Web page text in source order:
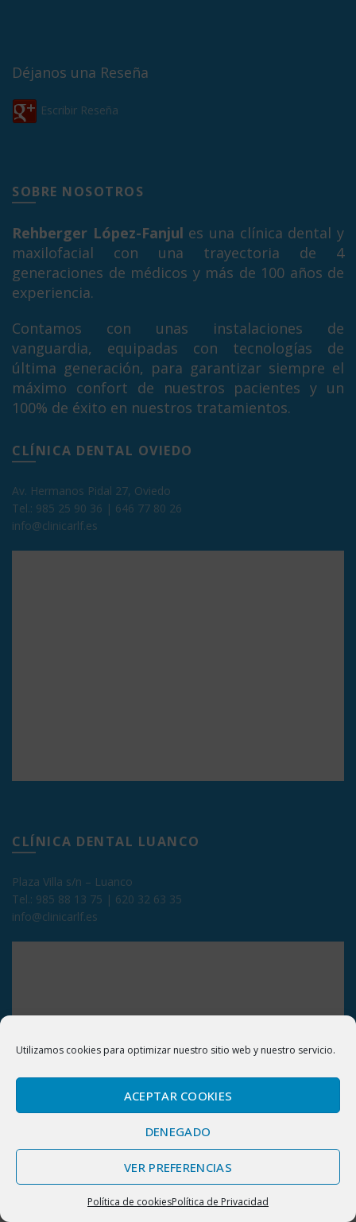
Utilizamos cookies para optimizar nuestro sitio web y nuestro servicio.
ACEPTAR COOKIES
DENEGADO
VER PREFERENCIAS
Política de cookiesPolítica de Privacidad
Déjanos una Reseña
Escribir Reseña
SOBRE NOSOTROS
Rehberger López-Fanjul es una clínica dental y
maxilofacial con una trayectoria de 4
generaciones de médicos y más de 100 años de
experiencia.
Contamos con unas instalaciones de
vanguardia, equipadas con tecnologías de
última generación, para garantizar siempre el
máximo confort de nuestros pacientes y un
100% de éxito en nuestros tratamientos.
CLÍNICA DENTAL OVIEDO
Av. Hermanos Pidal 27, Oviedo
Tel.: 985 25 90 36 | 646 77 80 26
info@clinicarlf.es
CLÍNICA DENTAL LUANCO
Plaza Villa s/n – Luanco
Tel.: 985 88 13 75 | 620 32 63 35
info@clinicarlf.es
Pide Cita